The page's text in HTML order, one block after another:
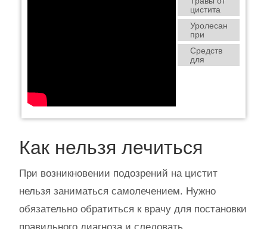
цистита
для
мужчин и
для
женщин
Уролесан
при
цистите
Средств
для
снятия
Как нельзя лечиться
При возникновении подозрений на цистит
нельзя заниматься самолечением. Нужно
обязательно обратиться к врачу для постановки